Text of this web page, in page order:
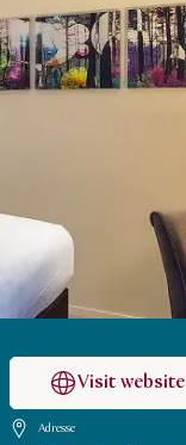
Visit website
Adresse